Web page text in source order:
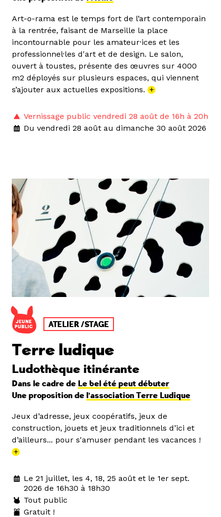
Art-o-rama est le temps fort de l’art contemporain
à la rentrée, faisant de Marseille la place
incontournable pour les amateur·ices et les
professionnel·les d'art et de design. Le salon,
ouvert à toustes, présente des œuvres sur 4000
m2 déployés sur plusieurs espaces, qui viennent
s’ajouter aux actuelles expositions. +
Vernissage public vendredi 28 août de 16h à 20h
Du vendredi 28 août au dimanche 30 août 2026
ATELIER /STAGE
Terre ludique
Ludothèque itinérante
Dans le cadre de Le bel été peut débuter
Une proposition de l'association Terre Ludique
Jeux d’adresse, jeux coopératifs, jeux de
construction, jouets et jeux traditionnels d’ici et
d’ailleurs... pour s'amuser pendant les vacances !
+
Le 21 juillet, les 4, 18, 25 août et le 1er sept.
2026 de 16h30 à 18h30
Tout public
Gratuit !